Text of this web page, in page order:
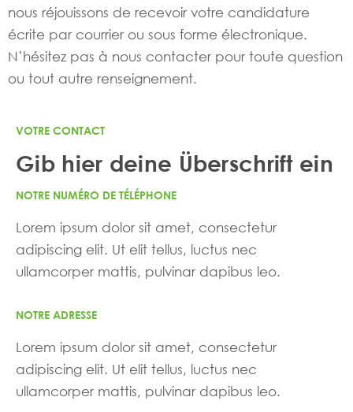
nous réjouissons de recevoir votre candidature
écrite par courrier ou sous forme électronique.
N’hésitez pas à nous contacter pour toute question
ou tout autre renseignement.
VOTRE CONTACT
Gib hier deine Überschrift ein
NOTRE NUMÉRO DE TÉLÉPHONE
Lorem ipsum dolor sit amet, consectetur
adipiscing elit. Ut elit tellus, luctus nec
ullamcorper mattis, pulvinar dapibus leo.
NOTRE ADRESSE
Lorem ipsum dolor sit amet, consectetur
adipiscing elit. Ut elit tellus, luctus nec
ullamcorper mattis, pulvinar dapibus leo.